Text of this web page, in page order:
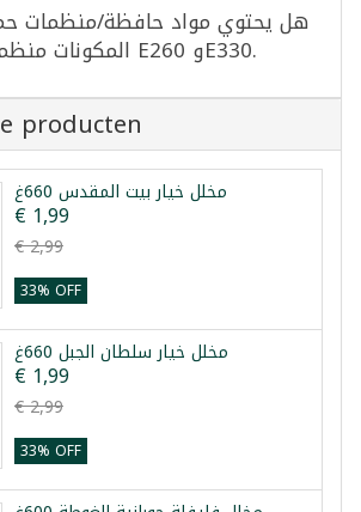
هل يحتوي مواد حافظة/منظمات
المكونات منظمات حموضة مثل E260 وE330.
producten
مخلل خيار بيت المقدس 660غ
€ 1,99
€ 2,99
33% OFF
مخلل خيار سلطان الجبل 660غ
€ 1,99
€ 2,99
33% OFF